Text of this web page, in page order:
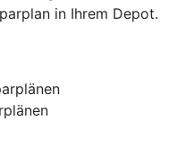
in Ihrem Depot.